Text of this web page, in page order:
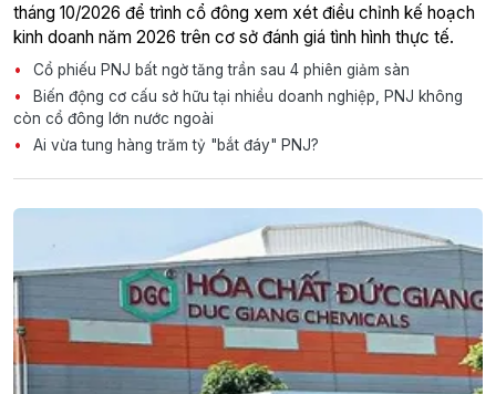
tháng 10/2026 để trình cổ đông xem xét điều chỉnh kế hoạch
kinh doanh năm 2026 trên cơ sở đánh giá tình hình thực tế.
Cổ phiếu PNJ bất ngờ tăng trần sau 4 phiên giảm sàn
Biến động cơ cấu sở hữu tại nhiều doanh nghiệp, PNJ không
còn cổ đông lớn nước ngoài
Ai vừa tung hàng trăm tỷ "bắt đáy" PNJ?